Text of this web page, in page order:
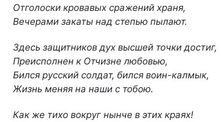
Отголоски кровавых сражений храня,
Вечерами закаты над степью пылают.
Здесь защитников дух высшей точки достиг,
Преисполнен к Отчизне любовью,
Бился русский солдат, бился воин-калмык,
Жизнь меняя на наши с тобою.
Как же тихо вокруг нынче в этих краях!